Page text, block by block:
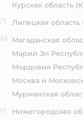
Курская область
Липецкая область
Магаданская
Марий Эл
Мордовия
Москва и
Мурманская
Нижегородская